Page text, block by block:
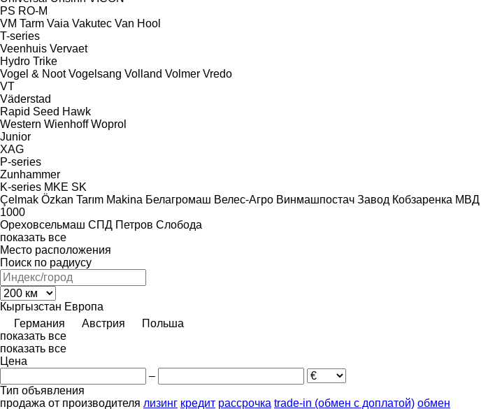
PS RO-M
VM Tarm Vaia Vakutec Van Hool
T-series
Veenhuis Vervaet
Hydro Trike
Vogel & Noot Vogelsang Volland Volmer Vredo
VT
Väderstad
Rapid Seed Hawk
Western Wienhoff Woprol
Junior
XAG
P-series
Zunhammer
K-series MKE SK
Çelmak Özkan Tarım Makina Белагромаш Велес-Агро Винмашпостач Завод Кобзаренка МВД
1000
Ореховсельмаш СПД Петров Слобода
показать все
Место расположения
Поиск по радиусу
Кыргызстан Европа
Германия
Австрия
Польша
показать все
показать все
Цена
–
Тип объявления
продажа от производителя лизинг кредит рассрочка trade-in (обмен с доплатой) обмен